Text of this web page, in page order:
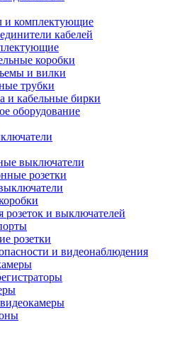
и комплектующие
кабелей
коробки
и вилки
трубки
и кабельные бирки
оборудование
выключатели
розетки
розеток и выключателей
розетки
и видеонаблюдения